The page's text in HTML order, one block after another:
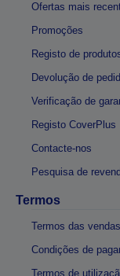
Ofertas mais
Promoções
Registo de
Devolução de
Verificação de
Registo CoverPlus
Contacte-nos
Pesquisa de
Termos
Termos das vendas
Condições de
Termos de